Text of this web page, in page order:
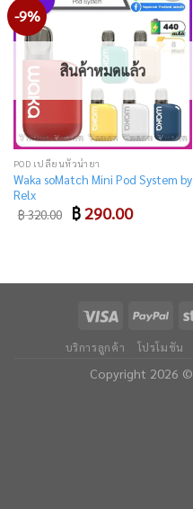
-9%
Add
to
wishlist
สินค้าหมดแล้ว
POD เปลี่ยนหัวน้ำยา
Waka soMatch Mini Pod System by
Relx
฿320.00 Original
price
฿290.00Current
price
บริการลูกค้า โปรโมชัน
Copyright 2026 ©